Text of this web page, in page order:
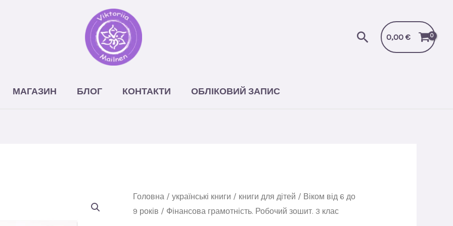
Пошук
0,00 €
МАГАЗИН БЛОГ КОНТАКТИ ОБЛІКОВИЙ ЗАПИС
Головна/ українські книги / книги для дітей / Віком від 6 до
9 років / Фінансова грамотність. Робочий зошит. 3 клас
Фінансова
грамотність.